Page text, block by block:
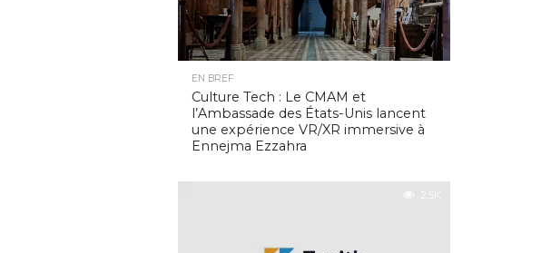
EN BREF
Culture Tech : Le CMAM et
l’Ambassade des États-Unis lancent
une expérience VR/XR immersive à
Ennejma Ezzahra
2.5K